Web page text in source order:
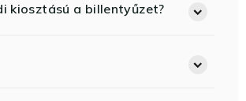
kiosztású a billentyűzet?